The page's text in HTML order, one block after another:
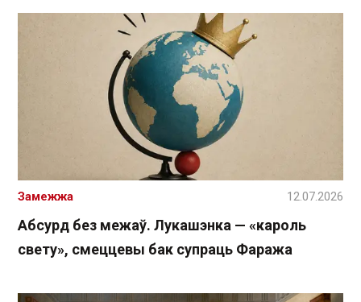
Абсурд без межаў. Лукашэнка — «кароль
свету», смеццевы бак супраць Фаража
Замежжа 12.07.2026